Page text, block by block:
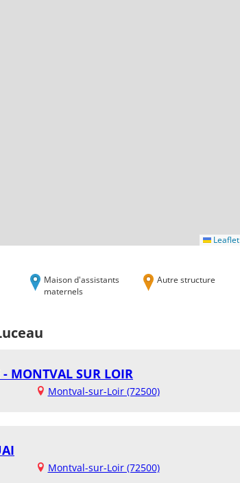
Leaflet
Maison d'assistants
maternels
Autre structure
MONTVAL SUR LOIR
Montval-sur-Loir (72500)
Montval-sur-Loir (72500)